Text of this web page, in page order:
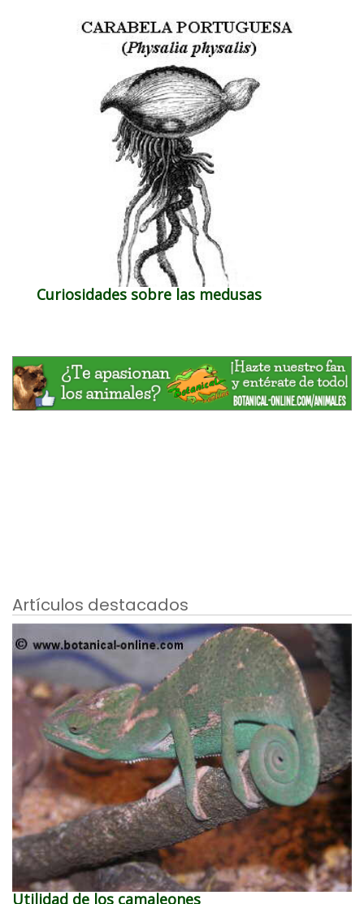
Curiosidades sobre las medusas
Artículos destacados
Utilidad de los camaleones